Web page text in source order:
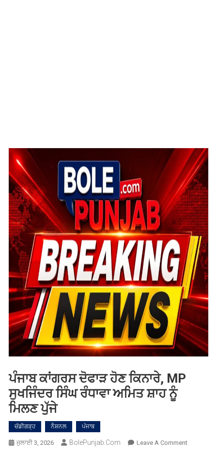
ਪੰਜਾਬ ਕਾਂਗਰਸ ਦੋਫਾੜ ਹੋਣ ਕਿਨਾਰੇ, MP
ਸੁਖਜਿੰਦਰ ਸਿੰਘ ਰੰਧਾਵਾ ਅਮਿਤ ਸ਼ਾਹ ਨੂੰ
ਮਿਲਣ ਪੁੱਜੇ
ਚੰਡੀਗੜ੍ਹ ਨੈਸ਼ਨਲ ਪੰਜਾਬ
ਜੁਲਾਈ 3, 2026 BolePunjab.com Leave A CommentOn